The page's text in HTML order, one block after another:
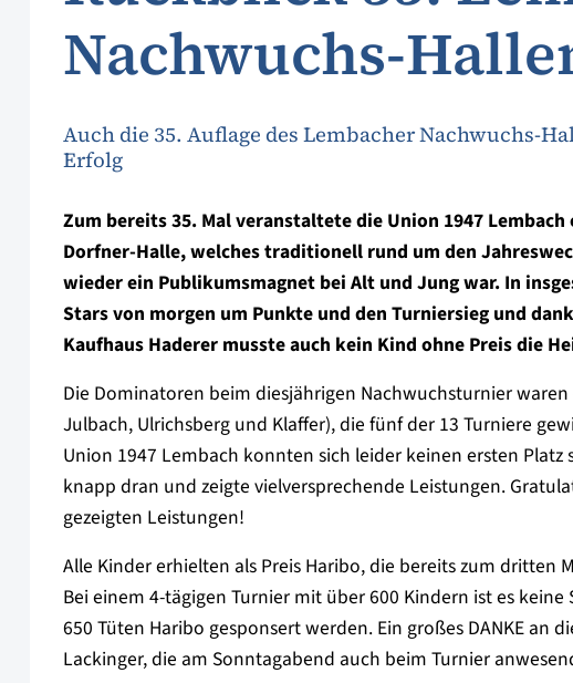
Nachwuchs-
Auch die 35. Auflage des Lembacher Nachwuchs-
Erfolg
Zum bereits 35. Mal veranstaltete die Union 1947
Dorfner-Halle, welches traditionell rund um den
wieder ein Publikumsmagnet bei Alt und Jung war. In
Stars von morgen um Punkte und den Turniersieg und
Kaufhaus Haderer musste auch kein Kind ohne Preis die
Die Dominatoren beim diesjährigen Nachwuchsturnier
Julbach, Ulrichsberg und Klaffer), die fünf der 13 Turniere
Union 1947 Lembach konnten sich leider keinen ersten
knapp dran und zeigte vielversprechende Leistungen.
gezeigten Leistungen!
Alle Kinder erhielten als Preis Haribo, die bereits zum dritten
Bei einem 4-tägigen Turnier mit über 600 Kindern ist es
650 Tüten Haribo gesponsert werden. Ein großes DANKE an
Lackinger, die am Sonntagabend auch beim Turnier